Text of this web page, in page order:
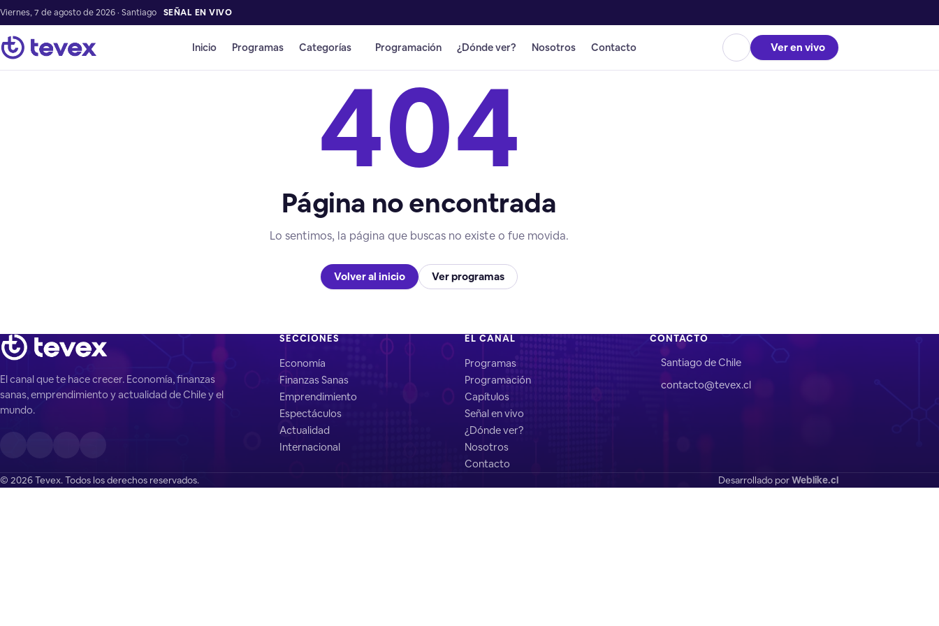
Viernes, 7 de agosto de 2026 · Santiago SEÑAL EN VIVO
Inicio Programas Categorías Programación ¿Dónde ver? Nosotros Contacto Ver en vivo
404
Página no encontrada
Lo sentimos, la página que buscas no existe o fue movida.
Volver al inicio Ver programas
El canal que te hace crecer. Economía, finanzas
sanas, emprendimiento y actualidad de Chile y el
mundo.
SECCIONES
Economía
Finanzas Sanas
Emprendimiento
Espectáculos
Actualidad
Internacional
EL CANAL
Programas
Programación
Capítulos
Señal en vivo
¿Dónde ver?
Nosotros
Contacto
CONTACTO
Santiago de Chile
contacto@tevex.cl
© 2026 Tevex. Todos los derechos reservados. Desarrollado porWeblike.cl